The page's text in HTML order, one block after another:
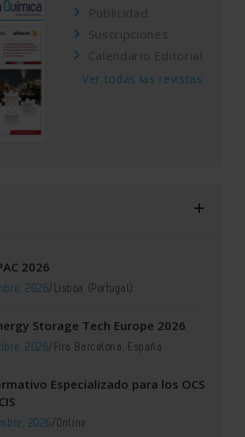
Publicidad
Suscripciones
Calendario Editorial
Ver todas las revistas
2026
2026/Lisboa (Portugal)
Storage Tech Europe 2026
2026/Fira Barcelona, España
Especializado para los OCS
2026/Online